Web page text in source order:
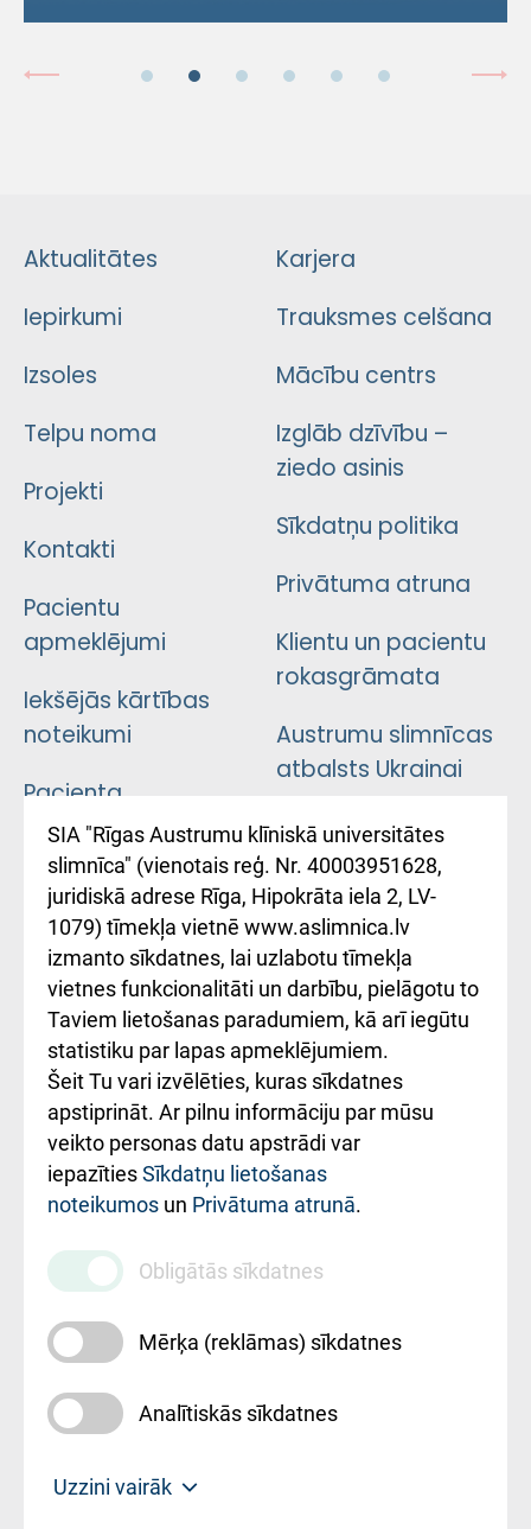
Aktualitātes
Iepirkumi
Izsoles
Telpu noma
Projekti
Kontakti
Pacientu
apmeklējumi
Iekšējās kārtības
noteikumi
Pacienta
atsauksmju/sūdzību
iesniegšanas
kārtība
Kā pie mums nokļūt
Rēķinu apmaksas
ceļvedis
Rekvizīti un
ārstniecības
iestādes kods
010000234
Maksas
pakalpojumu
cenrādis
Karjera
Trauksmes celšana
Mācību centrs
Izglāb dzīvību –
ziedo asinis
Sīkdatņu politika
Privātuma atruna
Klientu un pacientu
rokasgrāmata
Austrumu slimnīcas
atbalsts Ukrainai
Підтримка Східної
лікарні та співпраця з
Україною
SIA "Rīgas Austrumu klīniskā universitātes
slimnīca" (vienotais reģ. Nr. 40003951628,
juridiskā adrese Rīga, Hipokrāta iela 2, LV-
1079) tīmekļa vietnē www.aslimnica.lv
izmanto sīkdatnes, lai uzlabotu tīmekļa
vietnes funkcionalitāti un darbību, pielāgotu to
Taviem lietošanas paradumiem, kā arī iegūtu
statistiku par lapas apmeklējumiem.
Šeit Tu vari izvēlēties, kuras sīkdatnes
apstiprināt. Ar pilnu informāciju par mūsu
veikto personas datu apstrādi var
iepazītiesSīkdatņu lietošanas
noteikumos un Privātuma atrunā.
Obligātās sīkdatnes
Mērķa (reklāmas) sīkdatnes
Analītiskās sīkdatnes
Uzzini vairāk